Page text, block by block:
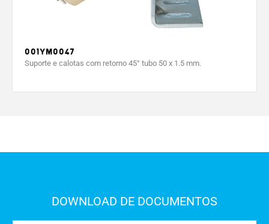
001YM0047
Suporte e calotas com retorno 45° tubo 50 x 1.5 mm.
DOWNLOAD DE DOCUMENTOS